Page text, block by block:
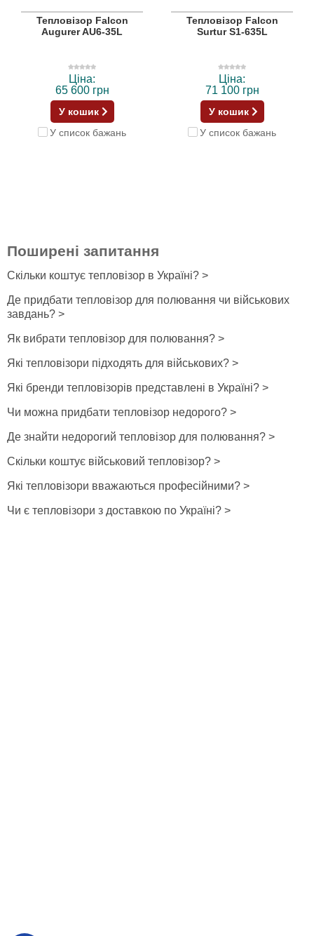
Тепловізор Falcon
Augurer AU6-35L
Ціна:
65 600 грн
У кошик
У список бажань
Тепловізор Falcon
Surtur S1-635L
Ціна:
71 100 грн
У кошик
У список бажань
Поширені запитання
Скільки коштує тепловізор в Україні? >
Де придбати тепловізор для полювання чи військових
завдань? >
Як вибрати тепловізор для полювання? >
Які тепловізори підходять для військових? >
Які бренди тепловізорів представлені в Україні? >
Чи можна придбати тепловізор недорого? >
Де знайти недорогий тепловізор для полювання? >
Скільки коштує військовий тепловізор? >
Які тепловізори вважаються професійними? >
Чи є тепловізори з доставкою по Україні? >